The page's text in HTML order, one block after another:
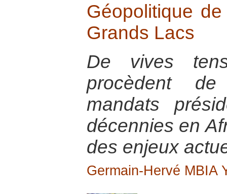
Géopolitique
Grands Lacs
De vives
procèdent
mandats
décennies en
des enjeux
Germain-Hervé MBIA